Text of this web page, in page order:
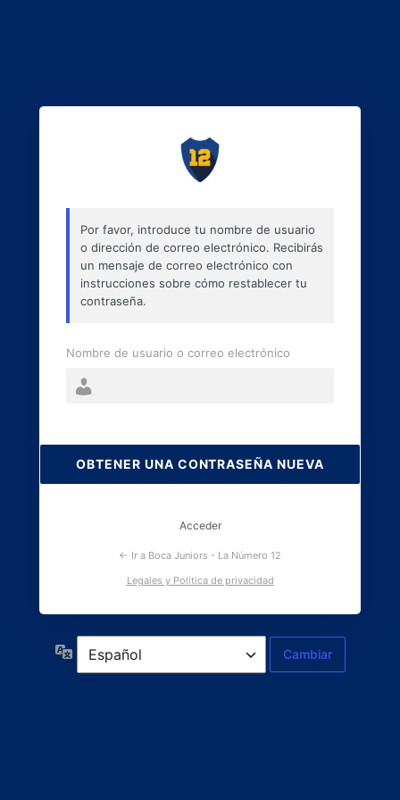
perdida
Por favor, introduce tu nombre de usuario
o dirección de correo electrónico. Recibirás
un mensaje de correo electrónico con
instrucciones sobre cómo restablecer tu
contraseña.
Nombre de usuario o correo electrónico
Acceder
← Ir a Boca Juniors - La Número 12
Legales y Política de privacidad
Idioma